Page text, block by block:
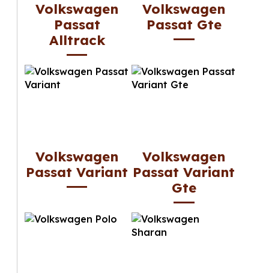
Volkswagen
Passat
Alltrack
Volkswagen
Passat Gte
Volkswagen
Passat Variant
Volkswagen
Passat Variant
Gte